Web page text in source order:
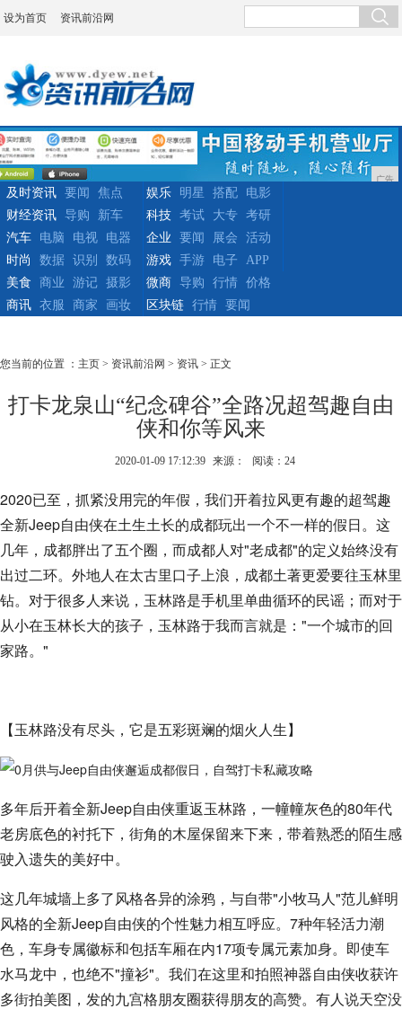
设为首页 资讯前沿网
广告
及时资讯 要闻
焦点
财经资讯
导购 新车
娱乐 明星 搭配
电影
科技
考试 大专
考研
汽车
电脑 电视
电器
时尚
数据 识别 数码
企业 要闻 展会
活动
游戏
手游 电子
APP
美食
商业 游记
摄影
商讯
衣服 商家 画妆
微商 导购 行情
价格
区块链
行情 要闻
您当前的位置 ： 主页 > 资讯前沿网 > 资讯 > 正文
打卡龙泉山“纪念碑谷”全路况超驾趣自由
侠和你等风来
2020-01-09 17:12:39 来源： 阅读：24
2020已至，抓紧没用完的年假，我们开着拉风更有趣的超驾趣
全新Jeep自由侠在土生土长的成都玩出一个不一样的假日。这
几年，成都胖出了五个圈，而成都人对"老成都"的定义始终没有
出过二环。外地人在太古里口子上浪，成都土著更爱要往玉林里
钻。对于很多人来说，玉林路是手机里单曲循环的民谣；而对于
从小在玉林长大的孩子，玉林路于我而言就是："一个城市的回
家路。"
【玉林路没有尽头，它是五彩斑斓的烟火人生】
多年后开着全新Jeep自由侠重返玉林路，一幢幢灰色的80年代
老房底色的衬托下，街角的木屋保留来下来，带着熟悉的陌生感
驶入遗失的美好中。
这几年城墙上多了风格各异的涂鸦，与自带"小牧马人"范儿鲜明
风格的全新Jeep自由侠的个性魅力相互呼应。7种年轻活力潮
色，车身专属徽标和包括车厢在内17项专属元素加身。即使车
水马龙中，也绝不"撞衫"。我们在这里和拍照神器自由侠收获许
多街拍美图，发的九宫格朋友圈获得朋友的高赞。有人说天空没